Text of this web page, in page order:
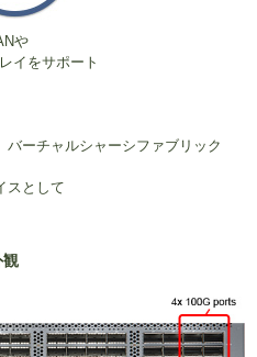
や
イをサポート
ーチャルシャーシファブリック
スとして
観